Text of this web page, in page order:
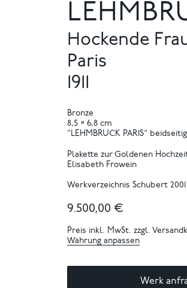
Hockende
Paris
1911
Bronze
8,5 × 6,8 cm
"LEHMBRUCK PARIS"
Plakette zur Goldenen
Elisabeth Frowein
Werkverzeichnis Schubert 2001
9.500,00 €
Preis inkl. MwSt. zzgl.
Währung anpassen
Werk